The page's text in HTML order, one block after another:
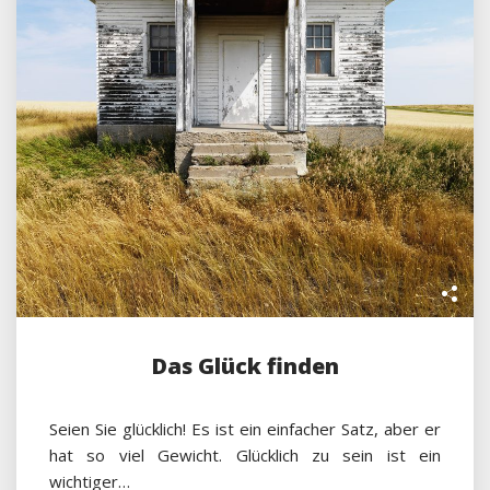
Das Glück finden
Seien Sie glücklich! Es ist ein einfacher Satz, aber er
hat so viel Gewicht. Glücklich zu sein ist ein
wichtiger…